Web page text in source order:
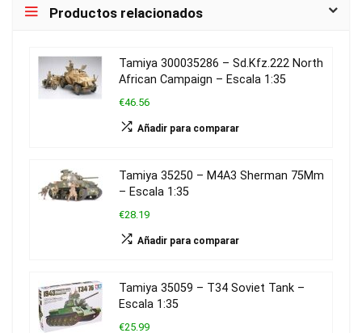
Productos relacionados
Tamiya 300035286 – Sd.Kfz.222 North
African Campaign – Escala 1:35
€46.56
Añadir para comparar
Tamiya 35250 – M4A3 Sherman 75Mm
– Escala 1:35
€28.19
Añadir para comparar
Tamiya 35059 – T34 Soviet Tank –
Escala 1:35
€25.99